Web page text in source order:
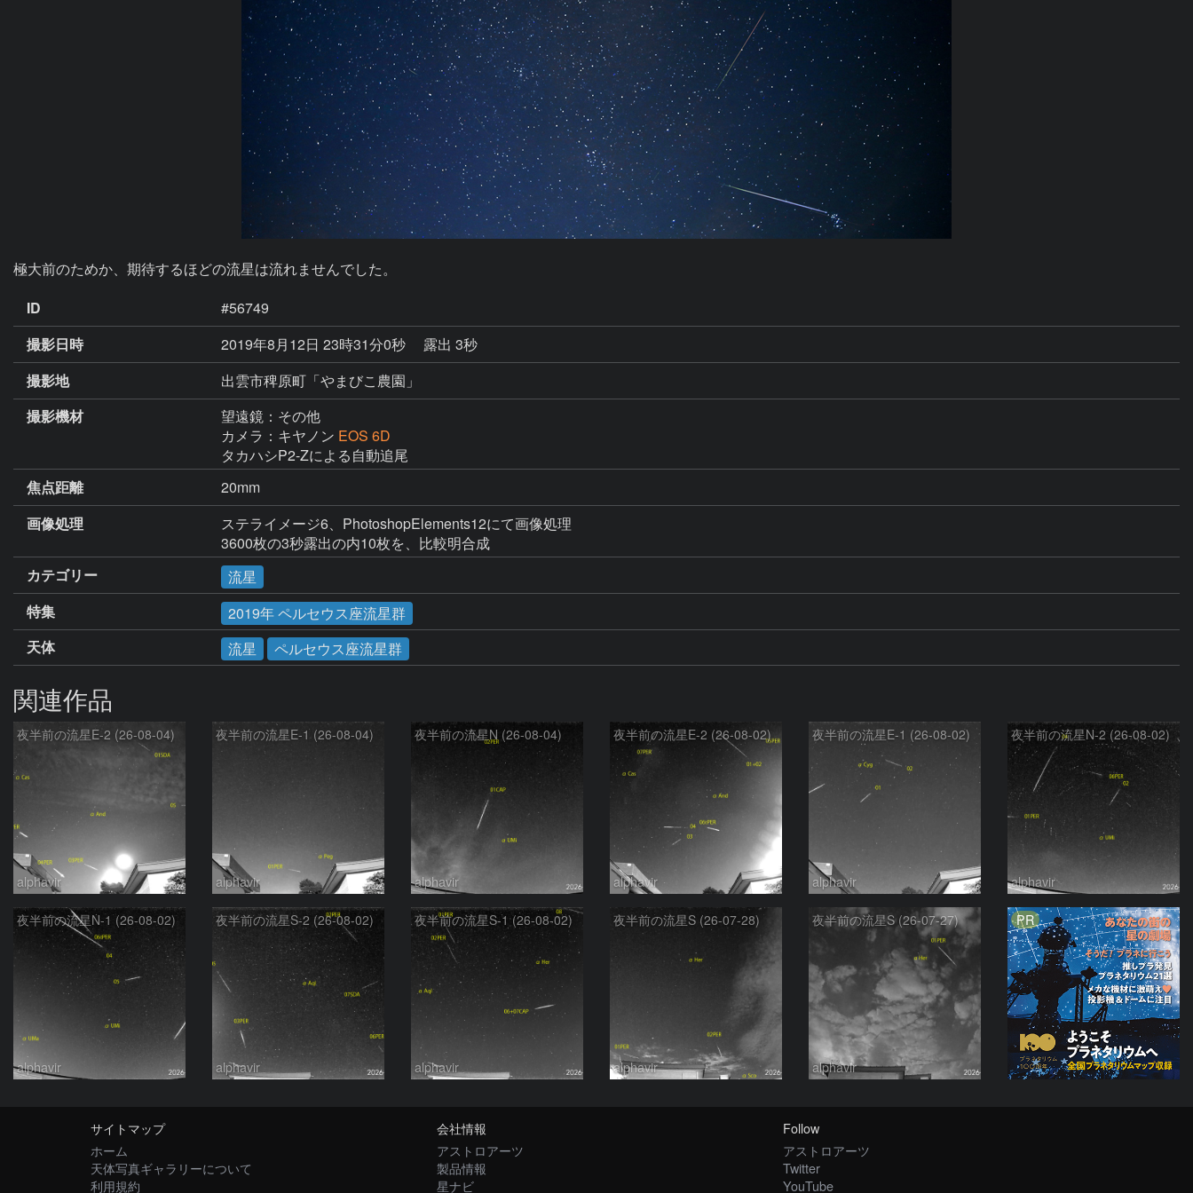
極大前のためか、期待するほどの流星は流れませんでした。
ID
#56749
撮影日時
2019年8月12日 23時31分0秒
露出 3秒
撮影地
出雲市稗原町「やまびこ農園」
撮影機材
望遠鏡：その他
カメラ：キヤノン EOS 6D
タカハシP2-Zによる自動追尾
焦点距離
20mm
画像処理
ステライメージ6、PhotoshopElements12にて画像処理
3600枚の3秒露出の内10枚を、比較明合成
カテゴリー
流星
特集
2019年 ペルセウス座流星群
天体
流星 ペルセウス座流星群
関連作品
夜半前の流星E-2 (26-08-04)
alphavir
夜半前の流星E-1 (26-08-04)
alphavir
夜半前の流星N (26-08-04)
alphavir
夜半前の流星E-2 (26-08-02)
alphavir
夜半前の流星E-1 (26-08-02)
alphavir
夜半前の流星N-2 (26-08-02)
alphavir
夜半前の流星N-1 (26-08-02)
alphavir
夜半前の流星S-2 (26-08-02)
alphavir
夜半前の流星S-1 (26-08-02)
alphavir
夜半前の流星S (26-07-28)
alphavir
夜半前の流星S (26-07-27)
alphavir
PR
サイトマップ
ホーム
天体写真ギャラリーについて
利用規約
会社情報
アストロアーツ
製品情報
星ナビ
Follow
アストロアーツ
Twitter
YouTube